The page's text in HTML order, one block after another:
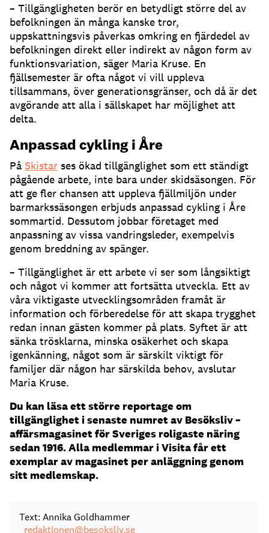
– Tillgängligheten berör en betydligt större del av
befolkningen än många kanske tror,
uppskattningsvis påverkas omkring en fjärdedel av
befolkningen direkt eller indirekt av någon form av
funktionsvariation, säger Maria Kruse. En
fjällsemester är ofta något vi vill uppleva
tillsammans, över generationsgränser, och då är det
avgörande att alla i sällskapet har möjlighet att
delta.
Anpassad cykling i Åre
På Skistar ses ökad tillgänglighet som ett ständigt
pågående arbete, inte bara under skidsäsongen. För
att ge fler chansen att uppleva fjällmiljön under
barmarkssäsongen erbjuds anpassad cykling i Åre
sommartid. Dessutom jobbar företaget med
anpassning av vissa vandringsleder, exempelvis
genom breddning av spänger.
– Tillgänglighet är ett arbete vi ser som långsiktigt
och något vi kommer att fortsätta utveckla. Ett av
våra viktigaste utvecklingsområden framåt är
information och förberedelse för att skapa trygghet
redan innan gästen kommer på plats. Syftet är att
sänka trösklarna, minska osäkerhet och skapa
igenkänning, något som är särskilt viktigt för
familjer där någon har särskilda behov, avslutar
Maria Kruse.
Du kan läsa ett större reportage om
tillgänglighet i senaste numret av Besöksliv –
affärsmagasinet för Sveriges roligaste näring
sedan 1916. Alla medlemmar i Visita får ett
exemplar av magasinet per anläggning genom
sitt medlemskap.
Text: Annika Goldhammer
redaktionen@besoksliv.se